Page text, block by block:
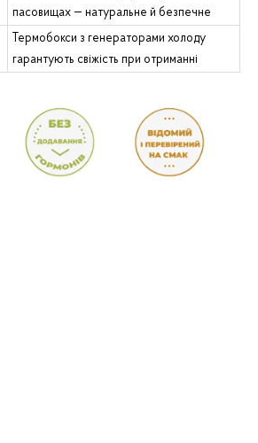
пасовищах — натуральне й безпечне
Термобокси з генераторами холоду
гарантують свіжість при отриманні